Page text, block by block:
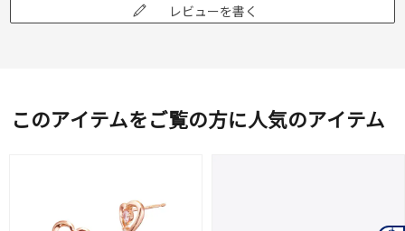
レビューを書く
このアイテムをご覧の方に人気のアイテム